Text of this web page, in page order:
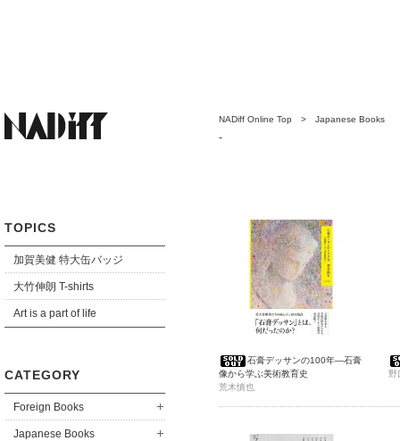
TOPICS
加賀美健 特大缶バッジ
大竹伸朗 T-shirts
Art is a part of life
CATEGORY
Foreign Books
Japanese Books
NADiff Online Top > Japanese Books
-
石膏デッサンの100年―石膏
像から学ぶ美術教育史
荒木慎也
野